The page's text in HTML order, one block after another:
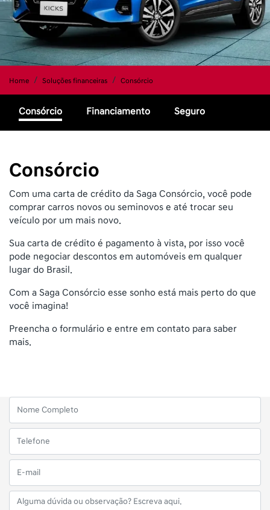
Home Soluções financeiras Consórcio
Consórcio Financiamento Seguro
Consórcio
Com uma carta de crédito da Saga Consórcio, você pode
comprar carros novos ou seminovos e até trocar seu
veículo por um mais novo.
Sua carta de crédito é pagamento à vista, por isso você
pode negociar descontos em automóveis em qualquer
lugar do Brasil.
Com a Saga Consórcio esse sonho está mais perto do que
você imagina!
Preencha o formulário e entre em contato para saber
mais.